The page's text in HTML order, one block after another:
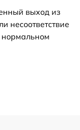
выход из
несоответствие